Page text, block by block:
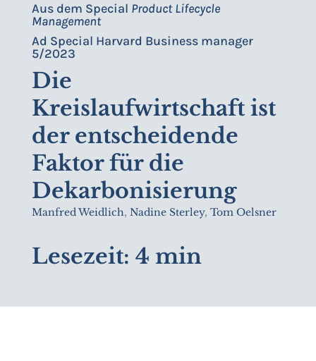
Aus dem Special Product Lifecycle
Management
Ad Special Harvard Business manager
5/2023
Die
Kreislaufwirtschaft ist
der entscheidende
Faktor für die
Dekarbonisierung
Manfred Weidlich, Nadine Sterley, Tom Oelsner
Lesezeit: 4 min